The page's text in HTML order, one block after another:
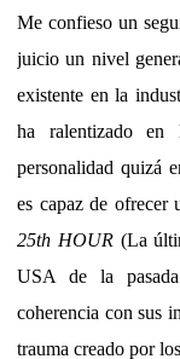
Me confieso un
juicio un nivel
existente en la
ha ralentizado en
personalidad quizá
es capaz de ofrecer
25th HOUR(La
USA de la
coherencia con sus
trauma creado por